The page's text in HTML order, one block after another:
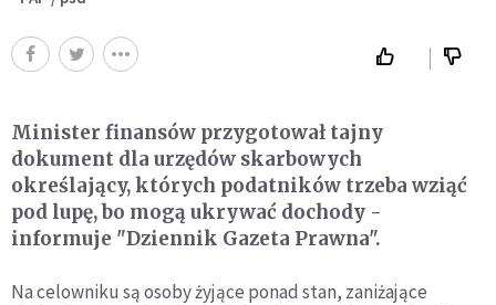
Minister finansów przygotował tajny
dokument dla urzędów skarbowych
określający, których podatników trzeba wziąć
pod lupę, bo mogą ukrywać dochody -
informuje "Dziennik Gazeta Prawna".
Na celowniku są osoby żyjące ponad stan, zaniżające